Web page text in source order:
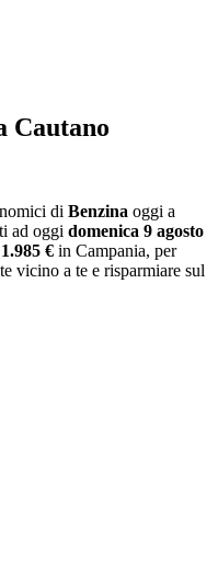
Cautano
di Benzina oggi a
ad oggi domenica 9 agosto
1.985 € in Campania, per
vicino a te e risparmiare sul